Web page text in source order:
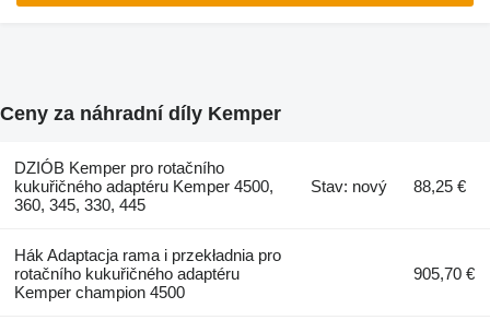
Ceny za náhradní díly Kemper
DZIÓB Kemper pro rotačního
kukuřičného adaptéru Kemper 4500,
360, 345, 330, 445
Stav: nový 88,25 €
Hák Adaptacja rama i przekładnia pro
rotačního kukuřičného adaptéru
Kemper champion 4500
905,70 €